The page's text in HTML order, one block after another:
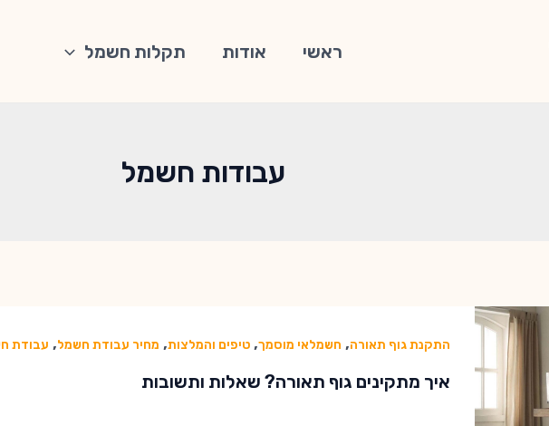
ראשי אודות תקלות חשמל
עבודות חשמל
התקנת גוף תאורה, חשמלאי מוסמך, טיפים והמלצות, מחיר עבודת חשמל, עבודת
איך מתקינים גוף תאורה? שאלות ותשובות